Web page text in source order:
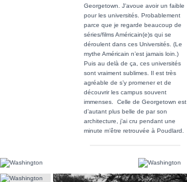
Georgetown. J’avoue avoir un faible
pour les universités. Probablement
parce que je regarde beaucoup de
séries/films Américain(e)s qui se
déroulent dans ces Universités. (Le
mythe Américain n’est jamais loin.)
Puis au delà de ça, ces universités
sont vraiment sublimes. Il est très
agréable de s’y promener et de
découvrir les campus souvent
immenses. Celle de Georgetown est
d’autant plus belle de par son
architecture, j’ai cru pendant une
minute m’être retrouvée à Poudlard.